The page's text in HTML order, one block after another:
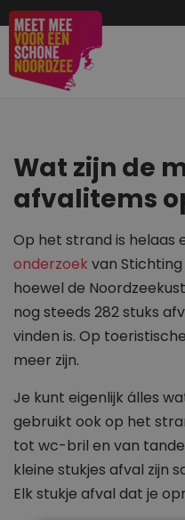
Wat zijn de
afvalitems
Op het strand is helaas
onderzoek van
hoewel de
nog steeds 282 stuks
vinden is. Op
meer zijn.
Je kunt eigenlijk álles
gebruikt ook op het
tot wc-bril en van
kleine stukjes afval zijn
Elk stukje afval dat je